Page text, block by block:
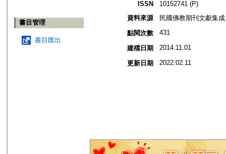
書目管理
書目匯出
ISSN
10152741 (P)
資料來源
民國佛教期刊文獻集
點閱次數
431
建檔日期 2014.11.01
更新日期 2022.02.11